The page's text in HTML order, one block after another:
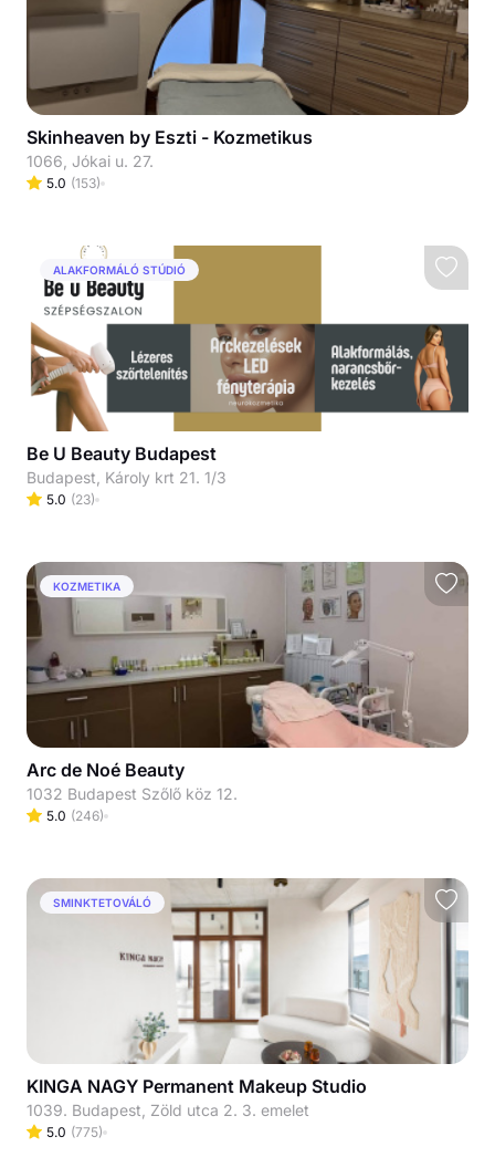
Skinheaven by Eszti - Kozmetikus
1066, Jókai u. 27.
5.0 (153)
ALAKFORMÁLÓ STÚDIÓ
Be U Beauty Budapest
Budapest, Károly krt 21. 1/3
5.0 (23)
KOZMETIKA
Arc de Noé Beauty
1032 Budapest Szőlő köz 12.
5.0 (246)
SMINKTETOVÁLÓ
KINGA NAGY Permanent Makeup Studio
1039. Budapest, Zöld utca 2. 3. emelet
5.0 (775)